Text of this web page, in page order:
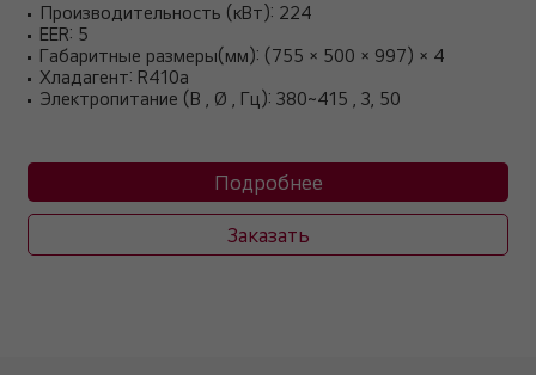
Производительность (кВт): 224
EER: 5
Габаритные размеры(мм): (755 × 500 × 997) × 4
Хладагент: R410a
Электропитание (В , Ø , Гц): 380~415 , 3, 50
Подробнее
Заказать